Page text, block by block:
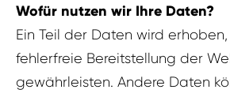
Wofür nutzen wir Ihre Daten?
Ein Teil der Daten wird
fehlerfreie Bereitstellung der
gewährleisten. Andere Daten